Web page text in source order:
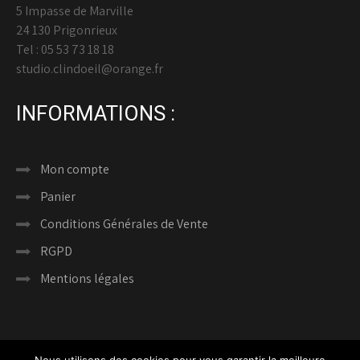
5 Impasse de Marville
24 130 Prigonrieux
Tel : 05 53 73 18 18
studio.clindoeil@orange.fr
INFORMATIONS :
Mon compte
Panier
Conditions Générales de Vente
RGPD
Mentions légales